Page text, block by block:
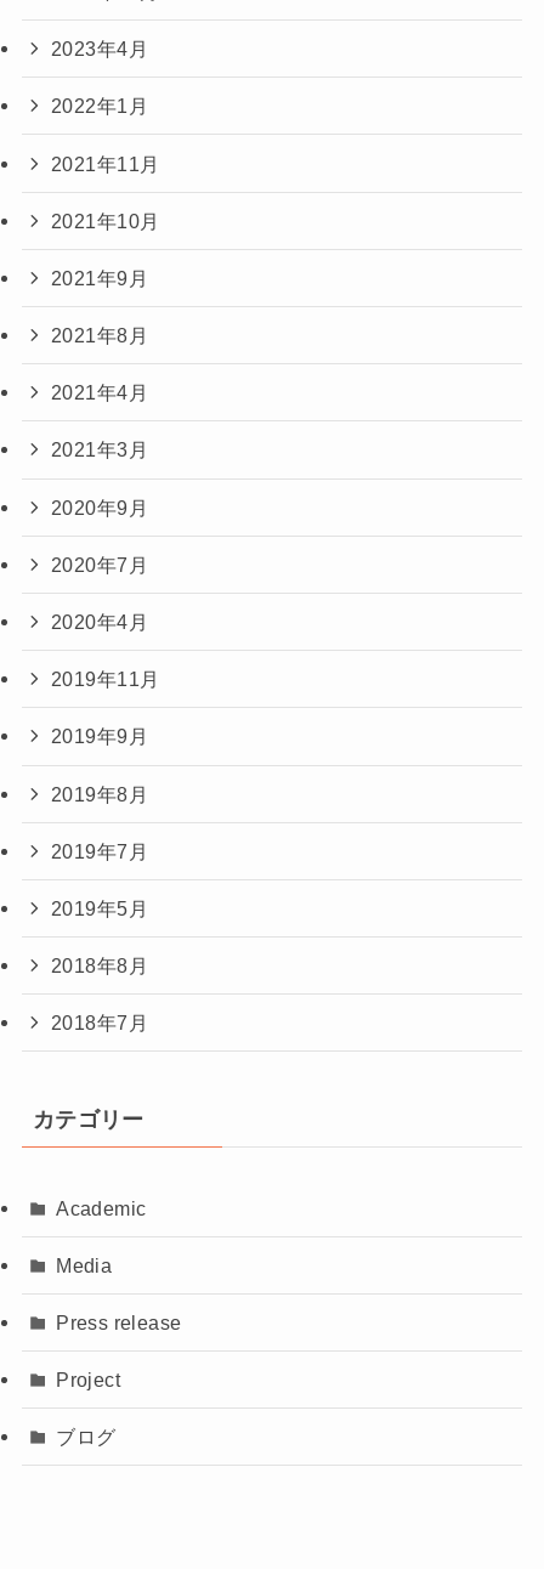
2023年4月
2022年1月
2021年11月
2021年10月
2021年9月
2021年8月
2021年4月
2021年3月
2020年9月
2020年7月
2020年4月
2019年11月
2019年9月
2019年8月
2019年7月
2019年5月
2018年8月
2018年7月
カテゴリー
Academic
Media
Press release
Project
ブログ